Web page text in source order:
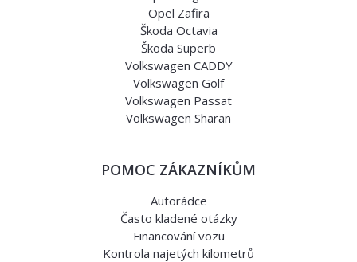
Opel Zafira
Škoda Octavia
Škoda Superb
Volkswagen CADDY
Volkswagen Golf
Volkswagen Passat
Volkswagen Sharan
POMOC ZÁKAZNÍKŮM
Autorádce
Často kladené otázky
Financování vozu
Kontrola najetých kilometrů